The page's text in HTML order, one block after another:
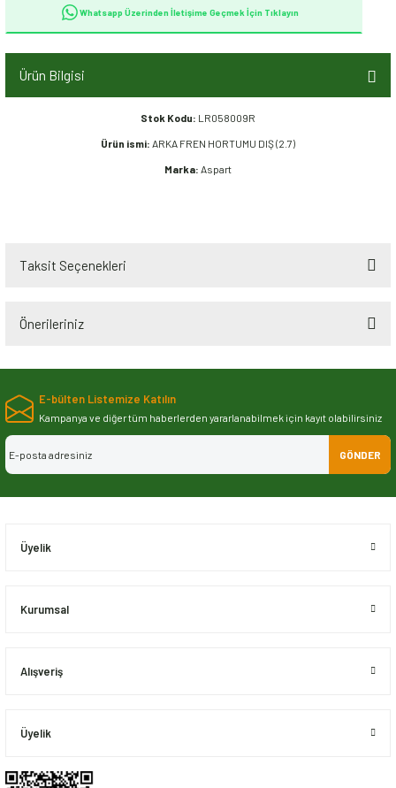
Whatsapp Üzerinden İletişime Geçmek İçin Tıklayın
Ürün Bilgisi
Stok Kodu: LR058009R
Ürün ismi: ARKA FREN HORTUMU DIŞ (2.7)
Marka: Aspart
Taksit Seçenekleri
Önerileriniz
Bu ürünün fiyat bilgisi, resim, ürün açıklamalarında ve diğer konularda
iletebilirsiniz.
Görüş ve önerileriniz için teşekkür ederiz.
Ürün resmi kalitesiz, bozuk veya görüntülenemiyor.
E-bülten Listemize Katılın
Kampanya ve diğer tüm haberlerden yararlanabilmek için kayıt olabilirsiniz
GÖNDER
Üyelik
Kurumsal
Alışveriş
Üyelik